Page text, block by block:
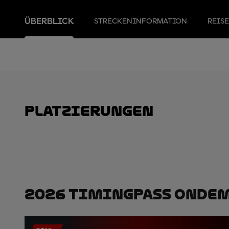
ÜBERBLICK STRECKENINFORMATION
Platzierungen
2026 TimingPass